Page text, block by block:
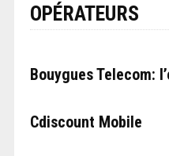
OPÉRATEURS
Bouygues Telecom:
Cdiscount Mobile